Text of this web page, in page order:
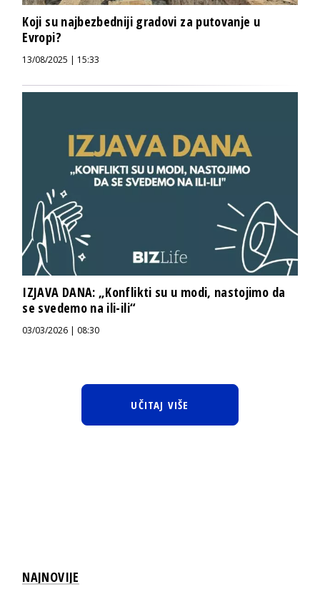
Koji su najbezbedniji gradovi za putovanje u
Evropi?
13/08/2025 | 15:33
IZJAVA DANA: „Konflikti su u modi, nastojimo da
se svedemo na ili-ili“
03/03/2026 | 08:30
UČITAJ VIŠE
NAJNOVIJE